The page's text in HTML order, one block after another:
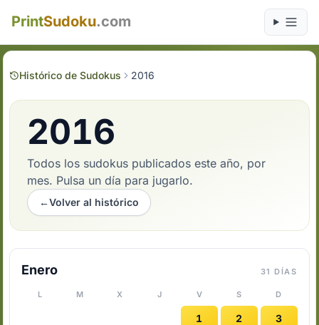
PrintSudoku.com
Histórico de Sudokus 2016
2016
Todos los sudokus publicados este año, por
mes. Pulsa un día para jugarlo.
←Volver al histórico
Enero 31 DÍAS
L M X J V S D
1 2 3